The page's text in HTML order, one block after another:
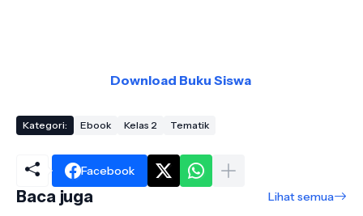
Download Buku Siswa
Kategori: Ebook Kelas 2 Tematik
Facebook
Baca juga Lihat semua